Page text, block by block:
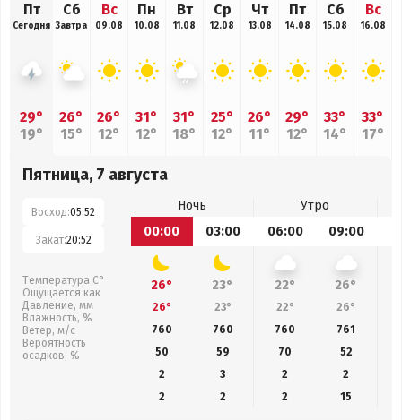
Пт
Сегодня
29°
19°
Сб
Завтра
26°
15°
Вс
09.08
26°
12°
Пн
10.08
31°
12°
Вт
11.08
31°
18°
Ср
12.08
25°
12°
Чт
13.08
26°
11°
Пт
14.08
29°
12°
Сб
15.08
33°
14°
Вс
16.08
33°
17°
Пятница, 7 августа
Восход:05:52
Закат:20:52
Температура С°
Ощущается как
Давление, мм
Влажность, %
Ветер, м/с
Вероятность
осадков, %
Ночь
Утро
00:00
03:00 06:00 09:00
26° 23° 22° 26°
26° 23° 22° 26°
760
760 760 761
50
59 70 52
2
3 2
2
2
2 2 15